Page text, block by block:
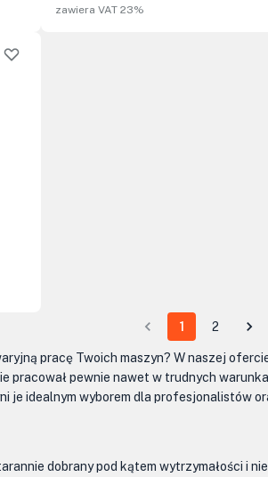
zawiera VAT 23%
1 2
pracę Twoich maszyn? W naszej
pracował pewnie nawet w trudnych
idealnym wyborem dla profesjonalistów
dobrany pod kątem wytrzymałości i